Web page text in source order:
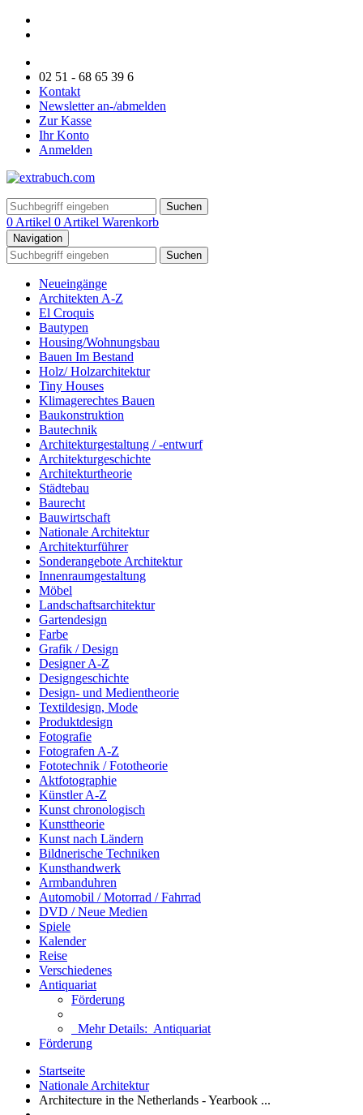
02 51 - 68 65 39 6
Kontakt
Newsletter an-/abmelden
Zur Kasse
Ihr Konto
Anmelden
Suchen
0 Artikel 0 Artikel Warenkorb
Navigation
Suchen
Neueingänge
Architekten A-Z
El Croquis
Bautypen
Housing/Wohnungsbau
Bauen Im Bestand
Holz/ Holzarchitektur
Tiny Houses
Klimagerechtes Bauen
Baukonstruktion
Bautechnik
Architekturgestaltung / -entwurf
Architekturgeschichte
Architekturtheorie
Städtebau
Baurecht
Bauwirtschaft
Nationale Architektur
Architekturführer
Sonderangebote Architektur
Innenraumgestaltung
Möbel
Landschaftsarchitektur
Gartendesign
Farbe
Grafik / Design
Designer A-Z
Designgeschichte
Design- und Medientheorie
Textildesign, Mode
Produktdesign
Fotografie
Fotografen A-Z
Fototechnik / Fototheorie
Aktfotographie
Künstler A-Z
Kunst chronologisch
Kunsttheorie
Kunst nach Ländern
Bildnerische Techniken
Kunsthandwerk
Armbanduhren
Automobil / Motorrad / Fahrrad
DVD / Neue Medien
Spiele
Kalender
Reise
Verschiedenes
Antiquariat
Förderung
Mehr Details: Antiquariat
Förderung
Startseite
Nationale Architektur
Architecture in the Netherlands - Yearbook ...